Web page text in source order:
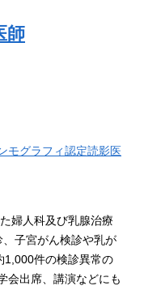
師
モグラフィ認定読影医
婦人科及び乳腺治療
子宮がん検診や乳が
1,000件の検診異常の
会出席、講演などにも